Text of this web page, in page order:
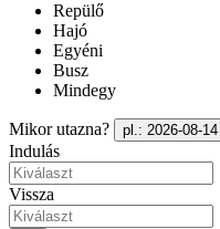
Repülő
Hajó
Egyéni
Busz
Mindegy
Mikor utazna? pl.: 2026-08-14
Indulás
Vissza